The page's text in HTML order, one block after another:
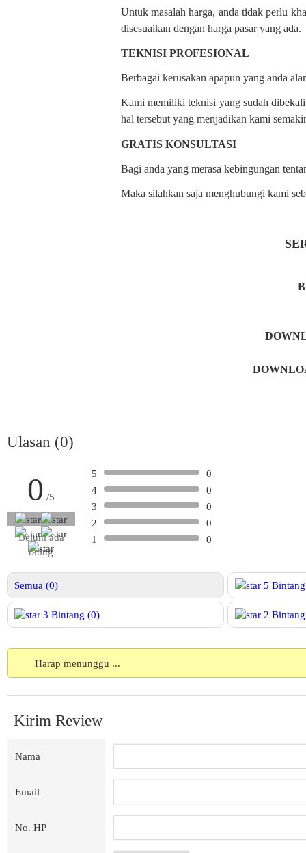
Untuk masalah harga, anda tidak perlu
disesuaikan dengan harga pasar yang ada.
TEKNISI PROFESIONAL
Berbagai kerusakan apapun yang anda
Kami memiliki teknisi yang sudah
hal tersebut yang menjadikan kami
GRATIS KONSULTASI
Bagi anda yang merasa kebingungan
Maka silahkan saja menghubungi kami
Ulasan (0)
0 /5
Belum ada
rating
5
0
4
0
3
0
2
0
1
0
Semua (0) 5Bintang
3 Bintang (0) 2Bintang
Harap menunggu ...
Kirim Review
Nama
Email
No. HP